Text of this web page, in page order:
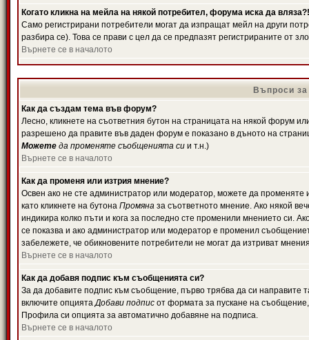
Когато кликна на мейла на някой потребител, форума иска да вляза?!
Само регистрирани потребители могат да изпращат мейл на други
разбира се). Това се прави с цел да се предпазят регистрираните от
Върнете се в началото
Въпроси
Как да създам тема във форум?
Лесно, кликнете на съответния бутон на страницата на някой форум
разрешено да правите във даден форум е показано в дъното на
Можете да променяте съобщенията си и т.н.)
Върнете се в началото
Как да променя или изтрия мнение?
Освен ако не сте администратор или модератор, можете да
като кликнете на бутона Промяна за съответното мнение. Ако някой
индикира колко пъти и кога за последно сте променили мнението си.
се показва и ако администратор или модератор е променил
забележете, че обикновените потребители не могат да изтриват
Върнете се в началото
Как да добавя подпис към съобщенията си?
За да добавите подпис към съобщение, първо трябва да си
включите опциятаДобави подпис от формата за пускане на
Профила си опцията за автоматично добавяне на подписа.
Върнете се в началото